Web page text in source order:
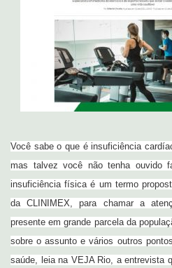
Você sabe o que é insuficiência
mas talvez você não tenha ouvido
insuficiência física é um termo
da CLINIMEX, para chamar a
presente em grande parcela da
sobre o assunto e vários outros
saúde, leia na VEJA Rio, a entrevista